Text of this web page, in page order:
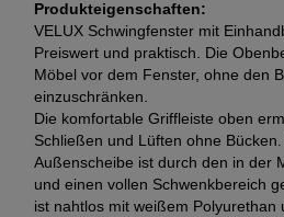
Produkteigenschaften:
VELUX Schwingfenster mit
Preiswert und praktisch. Die
Möbel vor dem Fenster, ohne den
einzuschränken.
Die komfortable Griffleiste oben
Schließen und Lüften ohne
Außenscheibe ist durch den in der
und einen vollen Schwenkbereich
ist nahtlos mit weißem Polyurethan